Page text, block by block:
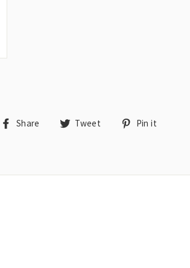
Share
Share Tweet
TweetPin it